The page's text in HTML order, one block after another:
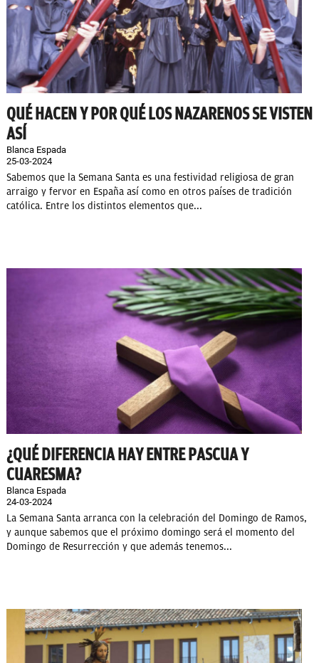
QUÉ HACEN Y POR QUÉ LOS NAZARENOS SE VISTEN
ASÍ
Blanca Espada
25-03-2024
Sabemos que la Semana Santa es una festividad religiosa de gran
arraigo y fervor en España así como en otros países de tradición
católica. Entre los distintos elementos que...
¿QUÉ DIFERENCIA HAY ENTRE PASCUA Y
CUARESMA?
Blanca Espada
24-03-2024
La Semana Santa arranca con la celebración del Domingo de Ramos,
y aunque sabemos que el próximo domingo será el momento del
Domingo de Resurrección y que además tenemos...